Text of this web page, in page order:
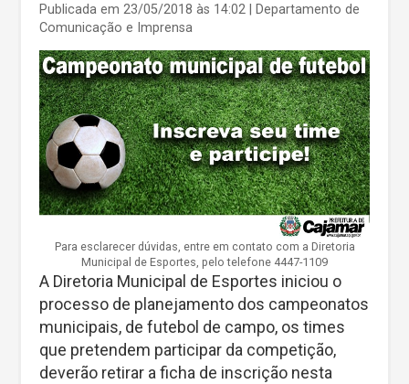
Publicada em 23/05/2018 às 14:02
| Departamento de
Comunicação e Imprensa
Para esclarecer dúvidas, entre em contato com a Diretoria
Municipal de Esportes, pelo telefone 4447-1109
A Diretoria Municipal de Esportes iniciou o
processo de planejamento dos campeonatos
municipais, de futebol de campo, os times
que pretendem participar da competição,
deverão retirar a ficha de inscrição nesta